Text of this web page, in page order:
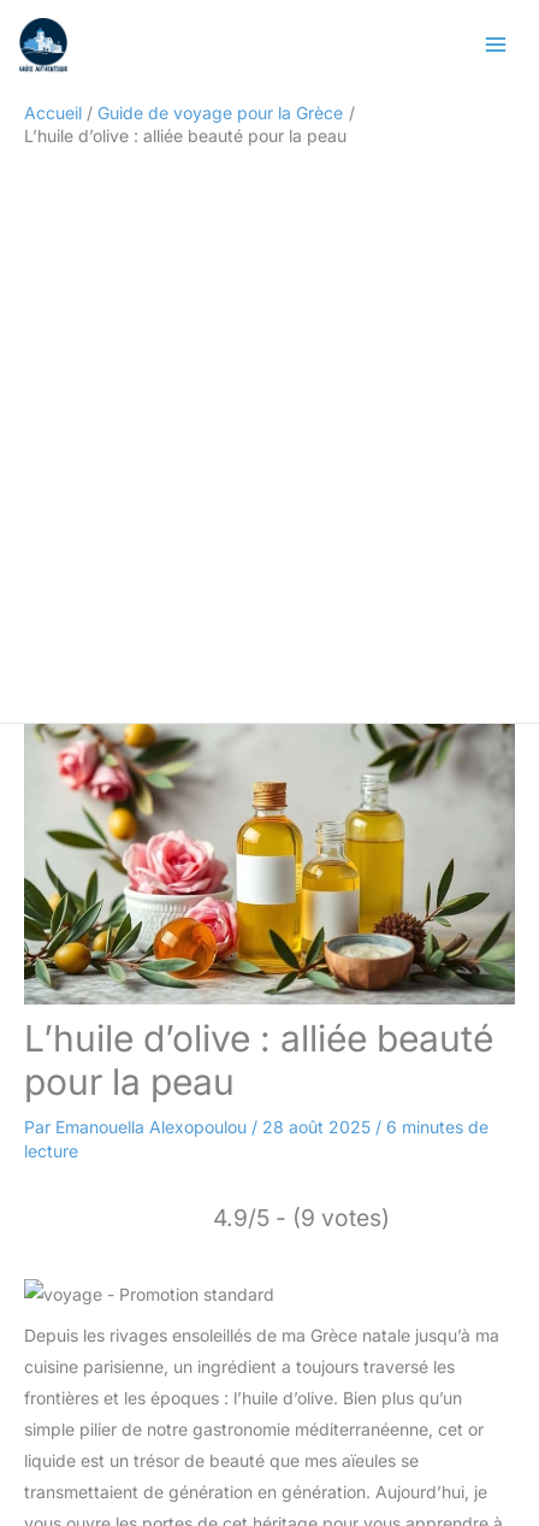
contenu
Accueil
Guide de voyage pour la Grèce
L’huile d’olive : alliée beauté pour la peau
L’huile d’olive : alliée beauté
pour la peau
Par Emanouella Alexopoulou / 28 août 2025 / 6 minutes de
lecture
4.9/5 - (9 votes)
Depuis les rivages ensoleillés de ma Grèce natale jusqu’à ma
cuisine parisienne, un ingrédient a toujours traversé les
frontières et les époques : l’huile d’olive. Bien plus qu’un
simple pilier de notre gastronomie méditerranéenne, cet or
liquide est un trésor de beauté que mes aïeules se
transmettaient de génération en génération. Aujourd’hui, je
Rechercher